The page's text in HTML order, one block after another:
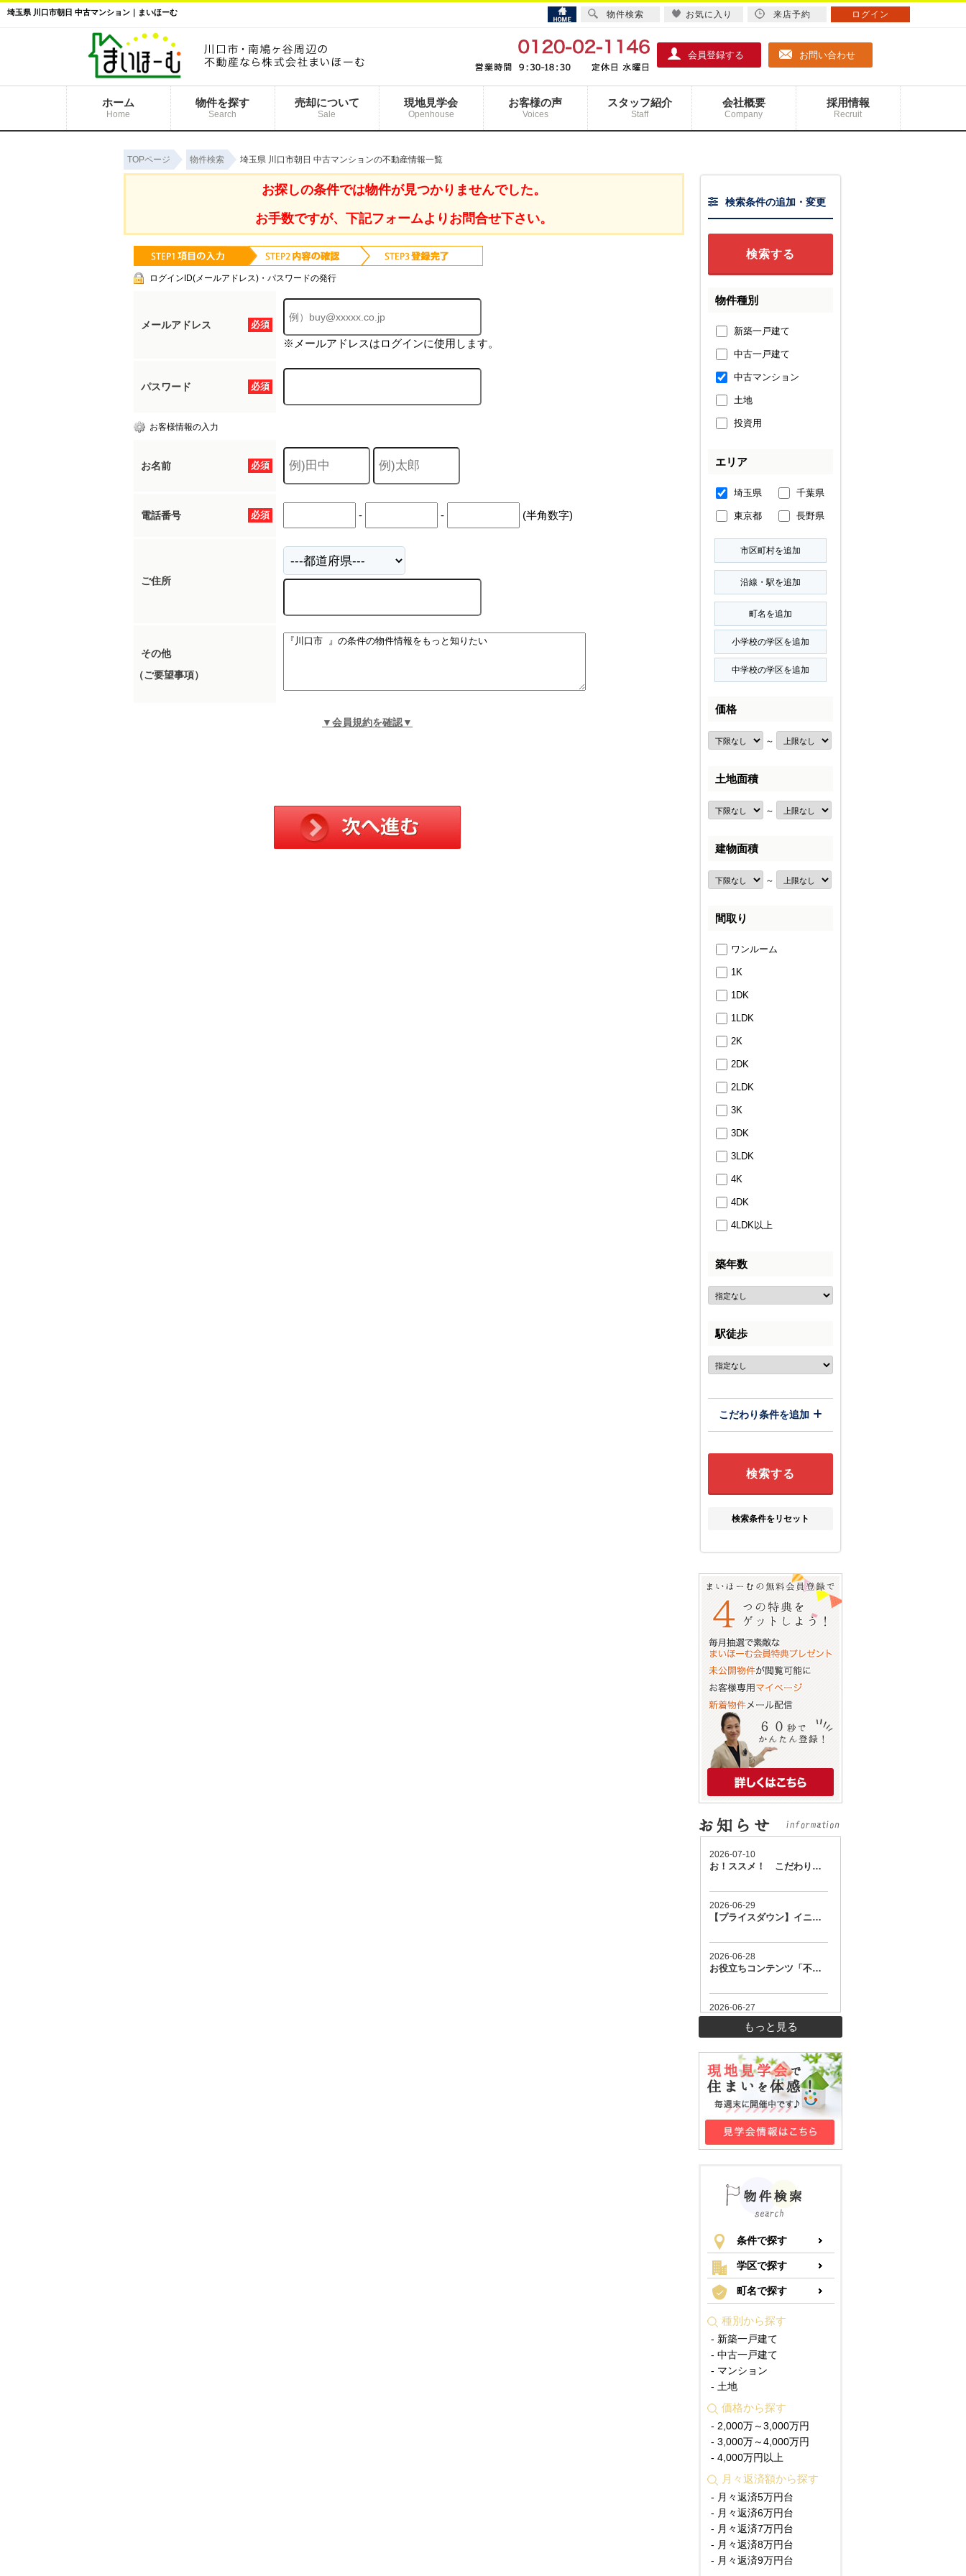
埼玉県 川口市朝日 中古マンション｜まいほーむ
会員登録する お問い合わせ
ホーム
Home
物件を探す
Search
売却について
Sale
現地見学会
Openhouse
お客様の声
Voices
スタッフ紹介
Staff
会社概要
Company
採用情報
Recruit
TOPページ 物件検索 埼玉県 川口市朝日 中古マンションの不動産情報一覧
お探しの条件では物件が見つかりませんでした。
お手数ですが、下記フォームよりお問合せ下さい。
ログインID(メールアドレス)・パスワードの発行
必須
メールアドレス
※メールアドレスはログインに使用します。
必須
パスワード
お客様情報の入力
必須
お名前
必須
電話番号 - - (半角数字)
ご住所
その他
（ご要望事項）
▼会員規約を確認▼
検索条件の追加・変更
物件種別
新築一戸建て
中古一戸建て
中古マンション
土地
投資用
エリア
埼玉県 千葉県
東京都 長野県
価格
～
土地面積
～
建物面積
～
間取り
ワンルーム
1K
1DK
1LDK
2K
2DK
2LDK
3K
3DK
3LDK
4K
4DK
4LDK以上
築年数
駅徒歩
こだわり条件を追加
検索条件をリセット
もっと見る
条件で探す
学区で探す
町名で探す
種別から探す
- 新築一戸建て
- 中古一戸建て
- マンション
- 土地
価格から探す
- 2,000万～3,000万円
- 3,000万～4,000万円
- 4,000万円以上
月々返済額から探す
- 月々返済5万円台
- 月々返済6万円台
- 月々返済7万円台
- 月々返済8万円台
- 月々返済9万円台
物件検索 お気に入り 来店予約 ログイン